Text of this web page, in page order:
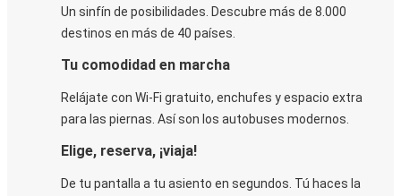
Un sinfín de posibilidades. Descubre más de 8.000
destinos en más de 40 países.
Tu comodidad en marcha
Relájate con Wi-Fi gratuito, enchufes y espacio extra
para las piernas. Así son los autobuses modernos.
Elige, reserva, ¡viaja!
De tu pantalla a tu asiento en segundos. Tú haces la